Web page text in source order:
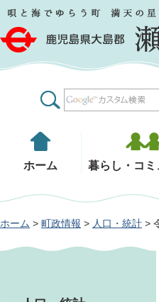
鹿児島県大島郡 瀬戸内町
ホーム 暮らし・コミ
ホーム > 町政情報 > 人口・統計 >